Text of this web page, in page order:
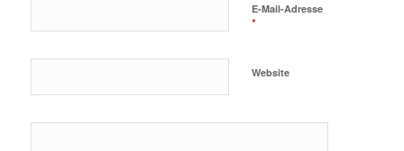
E-Mail-Adresse
*
Website